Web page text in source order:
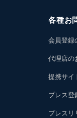
各種お
会員登録
代理店の
提携サイ
プレス登
プレスリ